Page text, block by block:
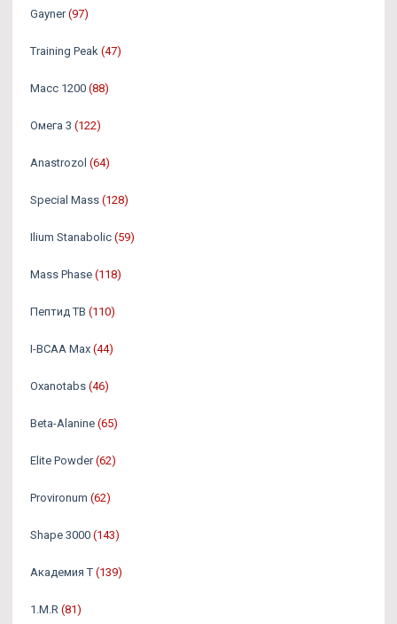
Gayner (97)
Training Peak (47)
Масс 1200 (88)
Омега 3 (122)
Аnastrozol (64)
Special Mass (128)
Ilium Stanabolic (59)
Mass Phase (118)
Пептид TB (110)
I-BCAA Max (44)
Oxanotabs (46)
Beta-Alanine (65)
Elite Powder (62)
Provironum (62)
Shape 3000 (143)
Академия Т (139)
1.M.R (81)